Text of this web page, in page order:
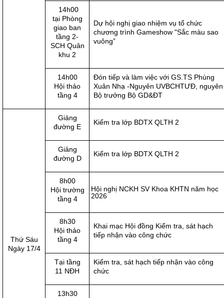
14h00
tại Phòng
giao ban
tầng 2-
SCH Quân
khu 2
Dự hội nghị giao nhiệm vụ tổ chức
chương trình Gameshow "Sắc màu sao
vuông”
14h00
Hội thảo
tầng 4
Đón tiếp và làm việc với GS.TS Phùng
Xuân Nhạ -Nguyên UVBCHTƯĐ, nguyên
Bộ trưởng Bộ GD&ĐT
Thứ Sáu
Ngày 17/4
Giảng
đường E
Kiểm tra lớp BDTX QLTH 2
Giảng
đường D
Kiểm tra lớp BDTX QLTH 2
8h00
Hội trường
tầng 4
Hội nghị NCKH SV Khoa KHTN năm học
2026
8h30
Hội thảo
tầng 4
Khai mạc Hội đồng Kiểm tra, sát hạch
tiếp nhận vào công chức
Tại tầng
11 NĐH
Kiểm tra, sát hạch tiếp nhận vào công
chức
13h30